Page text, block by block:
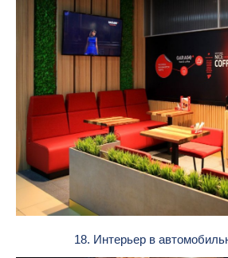
18. Интерьер в